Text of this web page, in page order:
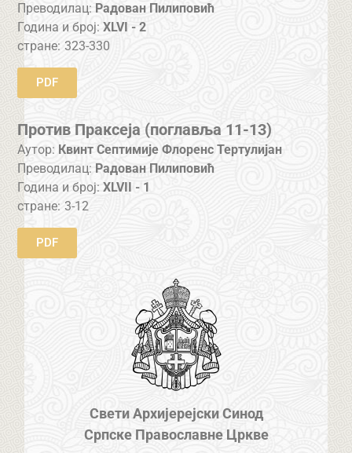
Преводилац: Радован Пилиповић
Година и број:XLVI - 2
стране: 323-330
PDF
Против Праксеја (поглавља 11-13)
Аутор: Квинт Септимије Флоренс Тертулијан
Преводилац: Радован Пилиповић
Година и број:XLVII - 1
стране: 3-12
PDF
Свети Архијерејски Синод
Српске Православне Цркве